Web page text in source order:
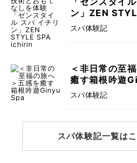
ン」ZEN
スパ体験記
＜非日常の至
癒す箱根吟遊
スパ体験記
スパ体験記一覧は